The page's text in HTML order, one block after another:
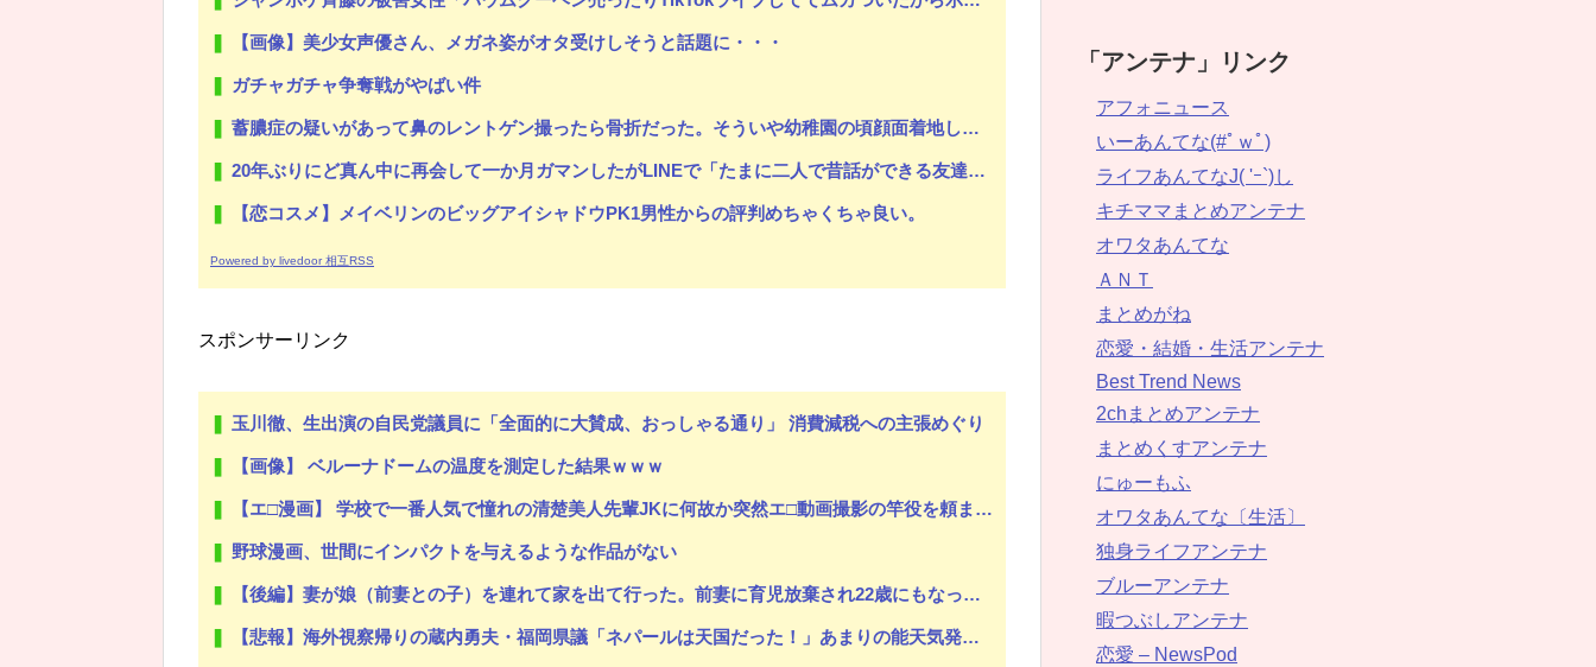
【画像】美少女声優さん、メガネ姿がオタ受けしそうと話題に・・・
ガチャガチャ争奪戦がやばい件
蓄膿症の疑いがあって鼻のレントゲン撮ったら骨折だった。そういや幼稚園の頃顔面着地したことがあったが、 母ちゃん当時気づかなかったのかよ・・・
20年ぶりにど真ん中に再会して一か月ガマンしたがLINEで「たまに二人で昔話ができる友達になろう」的なメッセ送信した。昨日まで既読無視
【恋コスメ】メイベリンのビッグアイシャドウPK1男性からの評判めちゃくちゃ良い。
Powered by livedoor 相互RSS
スポンサーリンク
玉川徹、生出演の自民党議員に「全面的に大賛成、おっしゃる通り」 消費減税への主張めぐり
【画像】 ベルーナドームの温度を測定した結果ｗｗｗ
【エ□漫画】 学校で一番人気で憧れの清楚美人先輩JKに何故か突然エ□動画撮影の竿役を頼まれて…！？
野球漫画、世間にインパクトを与えるような作品がない
【後編】妻が娘（前妻との子）を連れて家を出て行った。前妻に育児放棄され22歳にもなってむくれて家出するような幼い娘を妻に任せておけないので娘だけでも返して欲しい
【悲報】海外視察帰りの蔵内勇夫・福岡県議「ネパールは天国だった！」あまりの能天気発言で大炎上 → ｗｗｗｗｗｗｗｗｗｗｗｗｗｗ
「アンテナ」リンク
アフォニュース
いーあんてな(#ﾟｗﾟ)
ライフあんてなJ( 'ｰ`)し
キチママまとめアンテナ
オワタあんてな
ＡＮＴ
まとめがね
恋愛・結婚・生活アンテナ
Best Trend News
2chまとめアンテナ
まとめくすアンテナ
にゅーもふ
オワタあんてな〔生活〕
独身ライフアンテナ
ブルーアンテナ
暇つぶしアンテナ
恋愛 – NewsPod